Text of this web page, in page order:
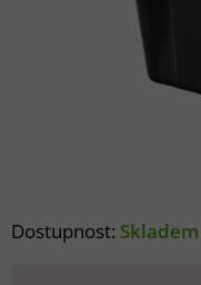
Dostupnost: Skladem